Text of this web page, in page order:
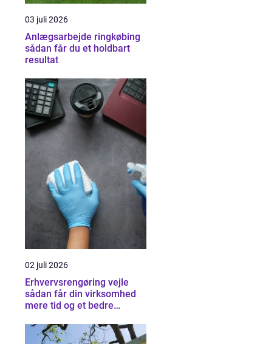
03 juli 2026
Anlægsarbejde ringkøbing
sådan får du et holdbart
resultat
02 juli 2026
Erhvervsrengøring vejle
sådan får din virksomhed
mere tid og et bedre